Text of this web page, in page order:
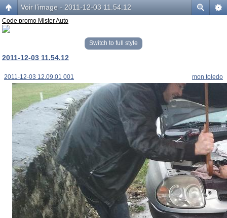
Voir l’image - 2011-12-03 11.54.12
Code promo Mister Auto
Switch to full style
2011-12-03 11.54.12
2011-12-03 12.09.01 001 mon toledo